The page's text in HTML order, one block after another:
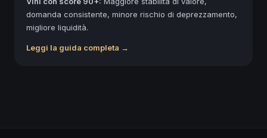
domanda consistente, minore rischio di deprezzamento,
migliore liquidità.
Leggi la guida completa →